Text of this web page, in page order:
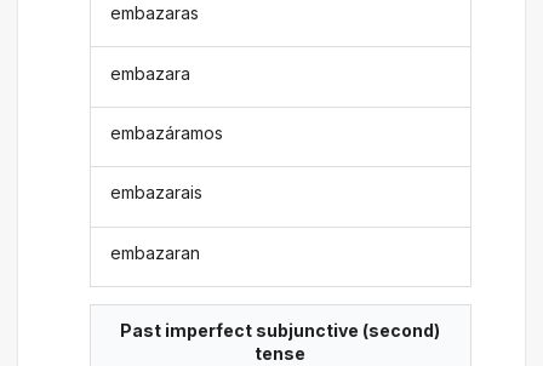
embazaras
embazara
embazáramos
embazarais
embazaran
Past imperfect subjunctive (second)
tense